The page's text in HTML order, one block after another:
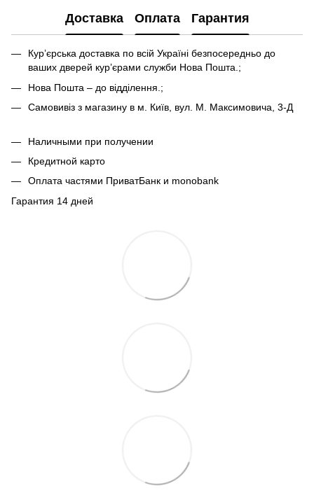
Доставка Оплата Гарантия
Кур’єрська доставка по всій Україні безпосередньо до
ваших дверей кур’єрами служби Нова Пошта.;
Нова Пошта – до відділення.;
Самовивіз з магазину в м. Київ, вул. М. Максимовича, 3-Д
Наличными при получении
Кредитной карто
Оплата частями ПриватБанк и monobank
Гарантия 14 дней